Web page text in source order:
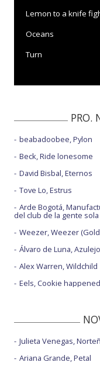
Lemon to a knife
Oceans
Turn
PRO.
beabadoobee, Pylon
Beck, Ride lonesome
David Bisbal, Eternos
Tove Lo, Estrus
Arde Bogotá,
del club de la gente sola
Weezer, Weezer
Álvaro de Luna,
Alex Warren, Wildchild
Eels, Cookie happened
Julieta Venegas,
Ariana Grande, Petal